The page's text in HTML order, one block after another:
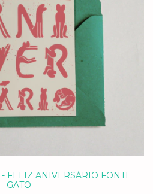
FELIZ ANIVERSÁRIO FONTE
GATO